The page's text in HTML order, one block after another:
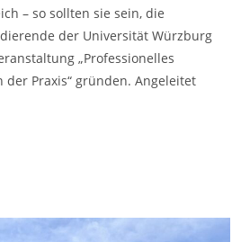
– so sollten sie sein, die
der Universität Würzburg
„Professionelles
der Praxis“ gründen. Angeleitet